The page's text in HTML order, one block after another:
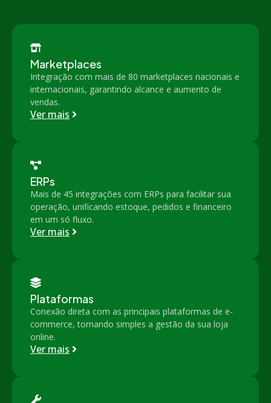
Marketplaces
Integração com mais de 80 marketplaces nacionais e
internacionais, garantindo alcance e aumento de
vendas.
Ver mais
ERPs
Mais de 45 integrações com ERPs para facilitar sua
operação, unificando estoque, pedidos e financeiro
em um só fluxo.
Ver mais
Plataformas
Conexão direta com as principais plataformas de e-
commerce, tornando simples a gestão da sua loja
online.
Ver mais